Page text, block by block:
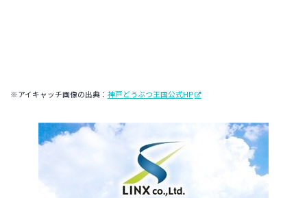
※アイキャッチ画像の出典： 神戸どうぶつ王国公式HP